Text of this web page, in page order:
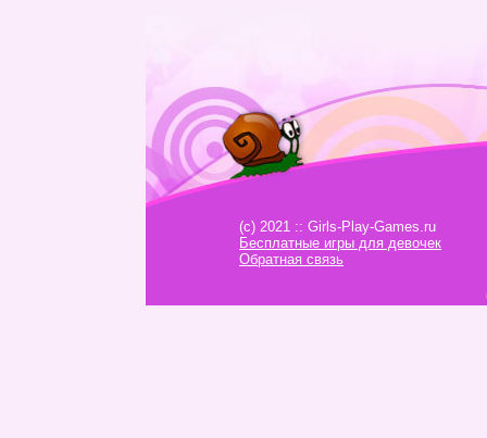
(c) 2021 :: Girls-Play-Games.ru
Бесплатные игры для девочек
Обратная связь